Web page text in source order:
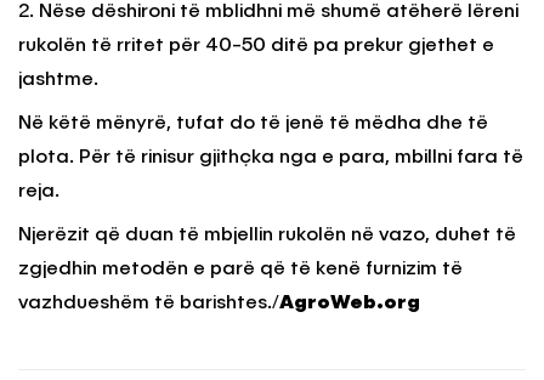
2. Nëse dëshironi të mblidhni më shumë atëherë lëreni
rukolën të rritet për 40-50 ditë pa prekur gjethet e
jashtme.
Në këtë mënyrë, tufat do të jenë të mëdha dhe të
plota. Për të rinisur gjithçka nga e para, mbillni fara të
reja.
Njerëzit që duan të mbjellin rukolën në vazo, duhet të
zgjedhin metodën e parë që të kenë furnizim të
vazhdueshëm të barishtes./AgroWeb.org